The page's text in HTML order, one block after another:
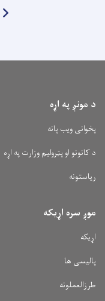
د مونږ په اړه
پخوانی ویب پانه
د کانونو او پټرولیم وزارت په اړه
ریاستونه
موږ سره اړیکه
اړیکه
پالیسی ها
طرزالعملونه